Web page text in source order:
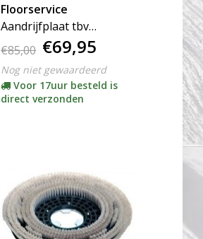
Floorservice
Aandrijfplaat tbv
Floorboy XL300 / XL450
€85,00 €69,95
Nog niet gewaardeerd
Voor 17uur besteld is
direct verzonden